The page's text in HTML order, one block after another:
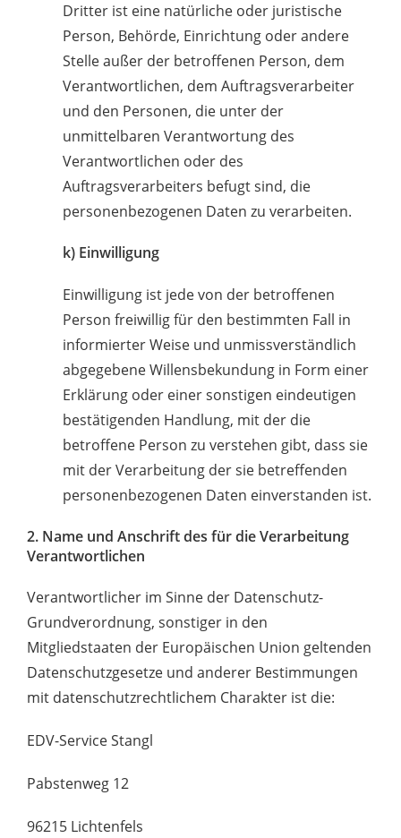
Dritter ist eine natürliche oder juristische
Person, Behörde, Einrichtung oder andere
Stelle außer der betroffenen Person, dem
Verantwortlichen, dem Auftragsverarbeiter
und den Personen, die unter der
unmittelbaren Verantwortung des
Verantwortlichen oder des
Auftragsverarbeiters befugt sind, die
personenbezogenen Daten zu verarbeiten.
k) Einwilligung
Einwilligung ist jede von der betroffenen
Person freiwillig für den bestimmten Fall in
informierter Weise und unmissverständlich
abgegebene Willensbekundung in Form einer
Erklärung oder einer sonstigen eindeutigen
bestätigenden Handlung, mit der die
betroffene Person zu verstehen gibt, dass sie
mit der Verarbeitung der sie betreffenden
personenbezogenen Daten einverstanden ist.
2. Name und Anschrift des für die Verarbeitung
Verantwortlichen
Verantwortlicher im Sinne der Datenschutz-
Grundverordnung, sonstiger in den
Mitgliedstaaten der Europäischen Union geltenden
Datenschutzgesetze und anderer Bestimmungen
mit datenschutzrechtlichem Charakter ist die:
EDV-Service Stangl
Pabstenweg 12
96215 Lichtenfels